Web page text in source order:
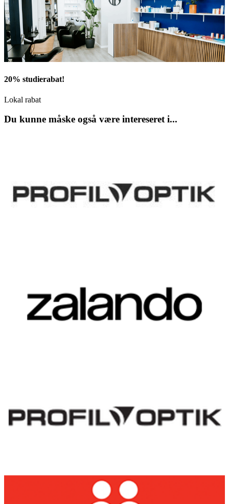
20% studierabat!
Lokal rabat
Du kunne måske også være intereseret i...